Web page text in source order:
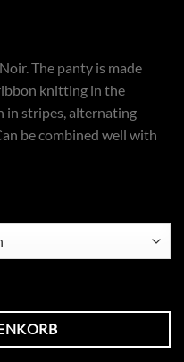
The panty is made
knitting in the
in stripes, alternating
be combined well with